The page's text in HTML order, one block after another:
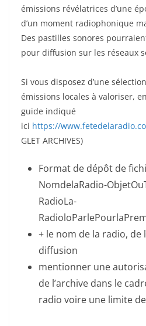
émissions révélatrices d’une
d’un moment radiophonique
Des pastilles sonores
pour diffusion sur les réseaux
Si vous disposez d’une
émissions locales à valoriser,
guide indiqué
ici https://
GLET ARCHIVES)
Format de dépôt de
NomdelaRadio-
RadioLa-
+ le nom de la radio, de
diffusion
mentionner une
de l’archive dans le
radio voire une limite